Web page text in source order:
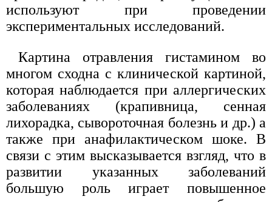
используют при проведении
экспериментальных исследований.
Картина отравления гистамином во
многом сходна с клинической картиной,
которая наблюдается при аллергических
заболеваниях (крапивница, сенная
лихорадка, сывороточная болезнь и др.) а
также при анафилактическом шоке. В
связи с этим высказывается взгляд, что в
развитии указанных заболеваний
большую роль играет повышенное